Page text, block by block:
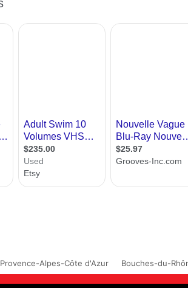
Provence-Alpes-Côte d'Azur Bouches-du-